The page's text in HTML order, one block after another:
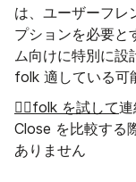
は、ユーザーフレ
プションを必要と
ム向けに特別に設
folk 適している可
👉🏼folk を試して
Close を比較する
ありません